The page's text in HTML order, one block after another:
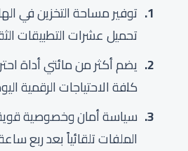
توفير مساحة التخزين في
تحميل عشرات التطبيقات
يضم أكثر من مائتي أداة
كافة الاحتياجات الرقمية
سياسة أمان وخصوصية
الملفات تلقائياً بعد ربع